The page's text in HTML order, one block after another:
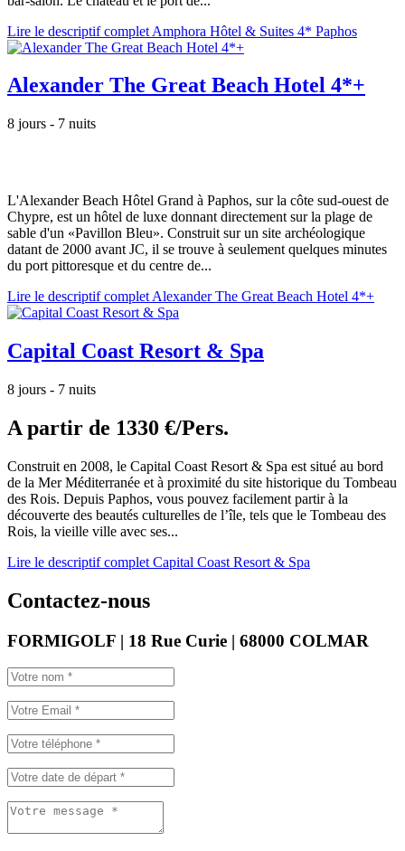
Lire le descriptif complet Amphora Hôtel & Suites 4* Paphos
Alexander The Great Beach Hotel 4*+
8 jours - 7 nuits
L'Alexander Beach Hôtel Grand à Paphos, sur la côte sud-ouest de
Chypre, est un hôtel de luxe donnant directement sur la plage de
sable d'un «Pavillon Bleu». Construit sur un site archéologique
datant de 2000 avant JC, il se trouve à seulement quelques minutes
du port pittoresque et du centre de...
Lire le descriptif complet Alexander The Great Beach Hotel 4*+
Capital Coast Resort & Spa
8 jours - 7 nuits
A partir de 1330 €/Pers.
Construit en 2008, le Capital Coast Resort & Spa est situé au bord
de la Mer Méditerranée et à proximité du site historique du Tombeau
des Rois. Depuis Paphos, vous pouvez facilement partir à la
découverte des beautés culturelles de l’île, tels que le Tombeau des
Rois, la vieille ville avec ses...
Lire le descriptif complet Capital Coast Resort & Spa
Contactez-nous
FORMIGOLF | 18 Rue Curie | 68000 COLMAR